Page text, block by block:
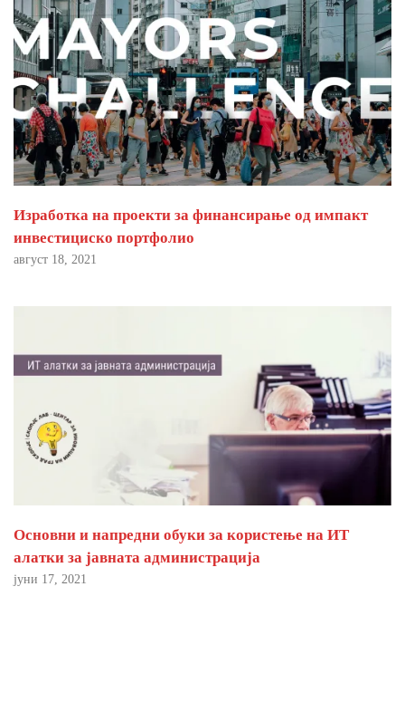
Изработка на проекти за финансирање од импакт
инвестициско портфолио
август 18, 2021
Основни и напредни обуки за користење на ИТ
алатки за јавната администрација
јуни 17, 2021